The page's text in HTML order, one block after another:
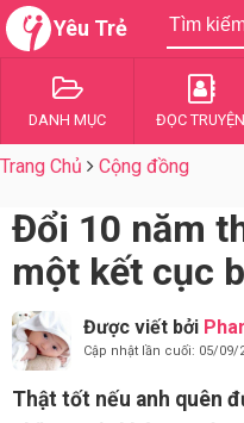
Yêu Trẻ
DANH MỤC ĐỌC TRUYỆN
Trang Chủ Cộng đồng
Đổi 10 năm
một kết cục
Được viết bởi
Cập nhật lần cuối: 05/09/
Thật tốt nếu anh quên